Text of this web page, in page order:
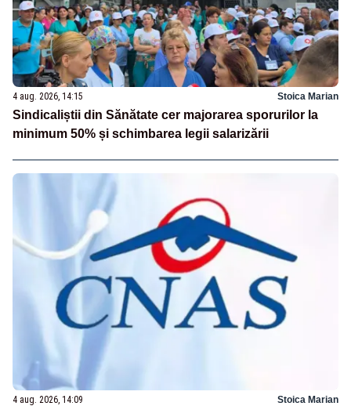
4 aug. 2026, 14:15 Stoica Marian
Sindicaliștii din Sănătate cer majorarea sporurilor la
minimum 50% și schimbarea legii salarizării
4 aug. 2026, 14:09 Stoica Marian